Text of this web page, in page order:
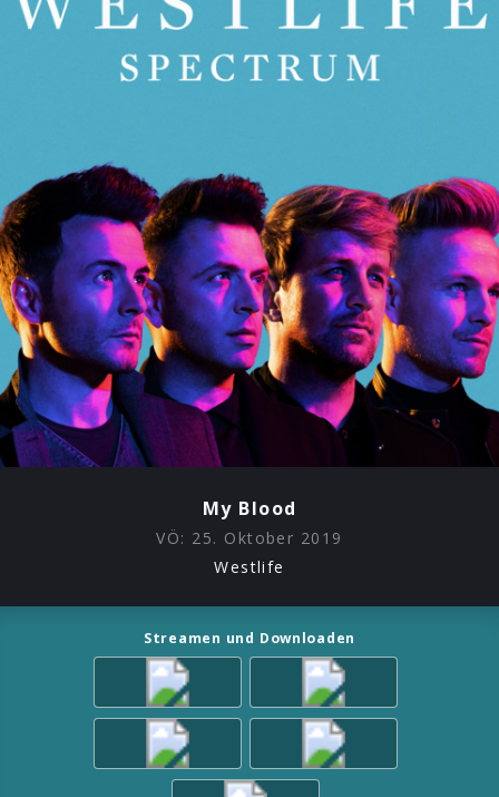
My Blood
VÖ: 25. Oktober 2019
Westlife
Streamen und Downloaden